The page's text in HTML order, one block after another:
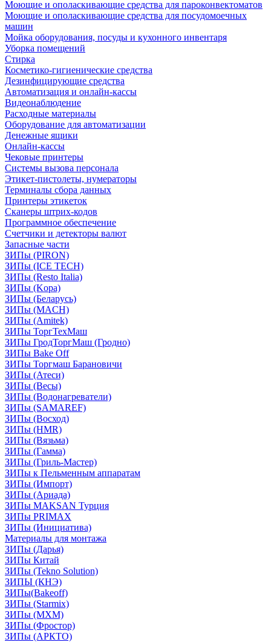
Моющие и ополаскивающие средства для пароконвектоматов
Моющие и ополаскивающие средства для посудомоечных
машин
Мойка оборудования, посуды и кухонного инвентаря
Уборка помещений
Стирка
Косметико-гигиенические средства
Дезинфицирующие средства
Автоматизация и онлайн-кассы
Видеонаблюдение
Расходные материалы
Оборудование для автоматизации
Денежные ящики
Онлайн-кассы
Чековые принтеры
Системы вызова персонала
Этикет-пистолеты, нумераторы
Терминалы сбора данных
Принтеры этикеток
Сканеры штрих-кодов
Программное обеспечение
Счетчики и детекторы валют
Запасные части
ЗИПы (PIRON)
ЗИПы (ICE TECH)
ЗИПы (Resto Italia)
ЗИПы (Kopa)
ЗИПы (Беларусь)
ЗИПы (MACH)
ЗИПы (Amitek)
ЗИПы ТоргТехМаш
ЗИПы ГродТоргМаш (Гродно)
ЗИПы Bake Off
ЗИПы Торгмаш Барановичи
ЗИПы (Атеси)
ЗИПы (Весы)
ЗИПы (Водонагреватели)
ЗИПы (SAMAREF)
ЗИПы (Восход)
ЗИПы (HMR)
ЗИПы (Вязьма)
ЗИПы (Гамма)
ЗИПы (Гриль-Мастер)
ЗИПы к Пельменным аппаратам
ЗИПы (Импорт)
ЗИПы (Ариада)
ЗИПы MAKSAN Турция
ЗИПы PRIMAX
ЗИПы (Инициатива)
Материалы для монтажа
ЗИПы (Дарья)
ЗИПы Китай
ЗИПы (Tekno Solution)
ЗИПЫ (КНЭ)
ЗИПы(Bakeoff)
ЗИПы (Starmix)
ЗИПы (МХМ)
ЗИПы (Фростор)
ЗИПы (АРКТО)